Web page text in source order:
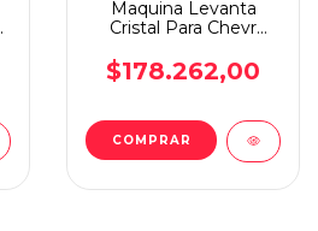
Maquina Levanta
Cristal Para Chevr
D.i
$178.262,00
COMPRAR